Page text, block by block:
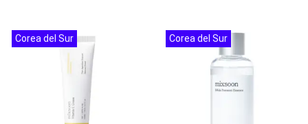
Corea del Sur Corea del Sur